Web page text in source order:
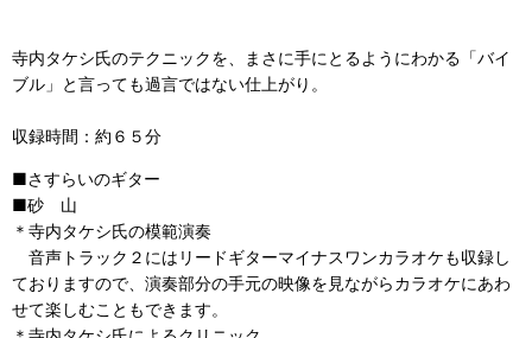
寺内タケシ氏のテクニックを、まさに手にとるようにわかる「バイ
ブル」と言っても過言ではない仕上がり。
収録時間：約６５分
■さすらいのギター
■砂 山
＊寺内タケシ氏の模範演奏
音声トラック２にはリードギターマイナスワンカラオケも収録し
ておりますので、演奏部分の手元の映像を見ながらカラオケにあわ
せて楽しむこともできます。